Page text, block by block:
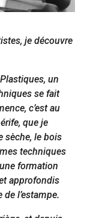
je découvre
un
se fait
c’est au
que je
sèche, le bois
techniques
formation
approfondis
l’estampe.